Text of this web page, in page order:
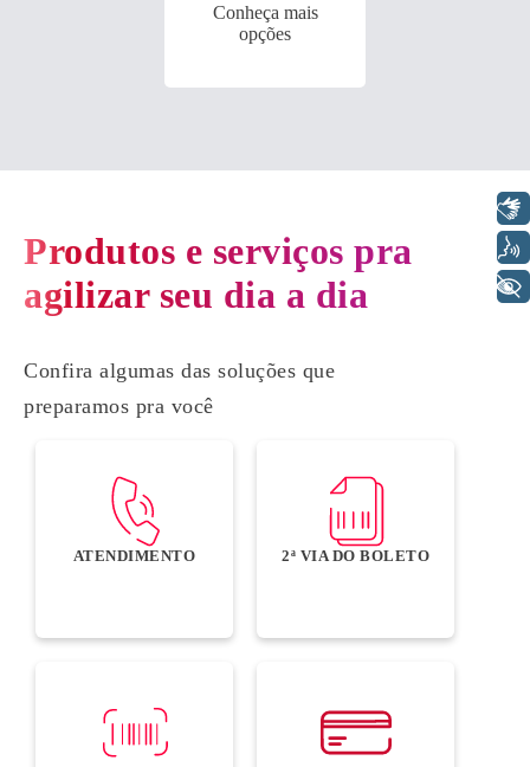
Conheça mais
opções
Produtos e serviços pra
agilizar seu dia a dia
Confira algumas das soluções que
preparamos pra você
ATENDIMENTO 2ª VIA DO BOLETO
+ Acessibilidade